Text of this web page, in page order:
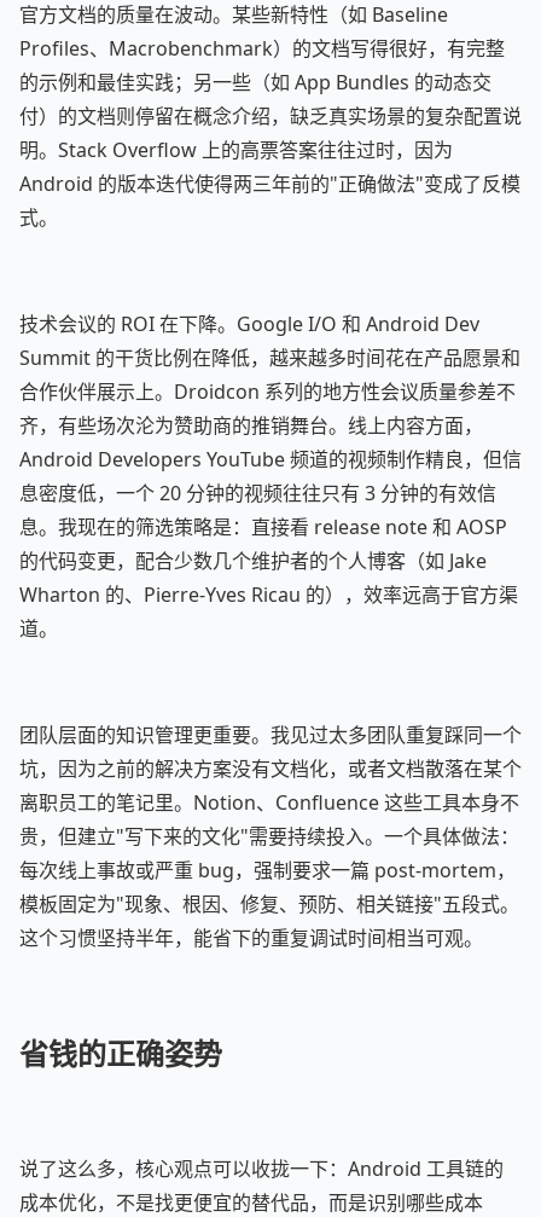
官方文档的质量在波动。某些新特性（如 Baseline
Profiles、Macrobenchmark）的文档写得很好，有完整
的示例和最佳实践；另一些（如 App Bundles 的动态交
付）的文档则停留在概念介绍，缺乏真实场景的复杂配置说
明。Stack Overflow 上的高票答案往往过时，因为
Android 的版本迭代使得两三年前的"正确做法"变成了反模
式。
技术会议的 ROI 在下降。Google I/O 和 Android Dev
Summit 的干货比例在降低，越来越多时间花在产品愿景和
合作伙伴展示上。Droidcon 系列的地方性会议质量参差不
齐，有些场次沦为赞助商的推销舞台。线上内容方面，
Android Developers YouTube 频道的视频制作精良，但信
息密度低，一个 20 分钟的视频往往只有 3 分钟的有效信
息。我现在的筛选策略是：直接看 release note 和 AOSP
的代码变更，配合少数几个维护者的个人博客（如 Jake
Wharton 的、Pierre-Yves Ricau 的），效率远高于官方渠
道。
团队层面的知识管理更重要。我见过太多团队重复踩同一个
坑，因为之前的解决方案没有文档化，或者文档散落在某个
离职员工的笔记里。Notion、Confluence 这些工具本身不
贵，但建立"写下来的文化"需要持续投入。一个具体做法：
每次线上事故或严重 bug，强制要求一篇 post-mortem，
模板固定为"现象、根因、修复、预防、相关链接"五段式。
这个习惯坚持半年，能省下的重复调试时间相当可观。
省钱的正确姿势
说了这么多，核心观点可以收拢一下：Android 工具链的
成本优化，不是找更便宜的替代品，而是识别哪些成本